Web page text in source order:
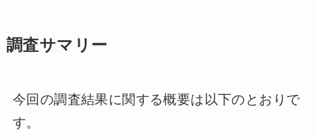
調査サマリー
今回の調査結果に関する概要は以下のとおりで
す。